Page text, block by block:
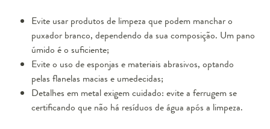
Evite usar produtos de limpeza que podem manchar o
puxador branco, dependendo da sua composição. Um pano
úmido é o suficiente;
Evite o uso de esponjas e materiais abrasivos, optando
pelas flanelas macias e umedecidas;
Detalhes em metal exigem cuidado: evite a ferrugem se
certificando que não há resíduos de água após a limpeza.